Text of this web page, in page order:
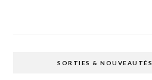
SORTIES & NOUVEAUTÉS